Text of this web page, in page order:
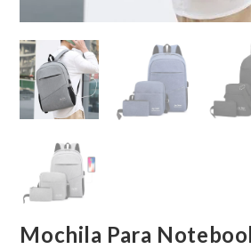
Mochila Para